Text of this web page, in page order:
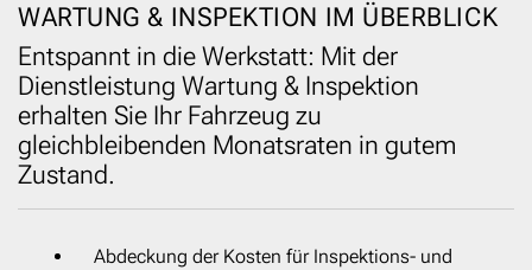
WARTUNG & INSPEKTION IM ÜBERBLICK
Entspannt in die Werkstatt: Mit der
Dienstleistung Wartung & Inspektion
erhalten Sie Ihr Fahrzeug zu
gleichbleibenden Monatsraten in gutem
Zustand.
Abdeckung der Kosten für Inspektions- und